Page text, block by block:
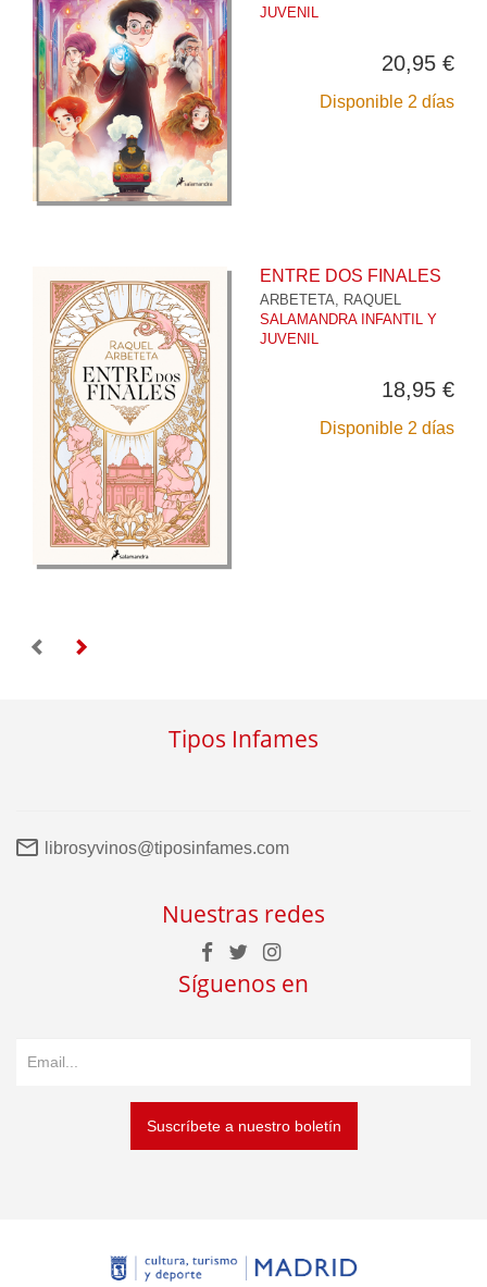
JUVENIL
20,95 €
Disponible 2 días
ENTRE DOS FINALES
ARBETETA, RAQUEL
SALAMANDRA INFANTIL Y
JUVENIL
18,95 €
Disponible 2 días
Tipos Infames
librosyvinos@tiposinfames.com
Nuestras redes
Síguenos en
Suscríbete a nuestro boletín